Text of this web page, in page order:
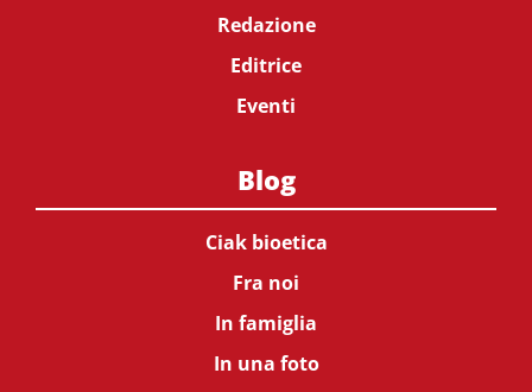
Redazione
Editrice
Eventi
Blog
Ciak bioetica
Fra noi
In famiglia
In una foto